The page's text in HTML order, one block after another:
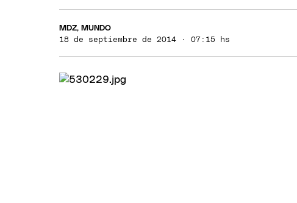
MDZ, MUNDO
18 de septiembre de 2014 · 07:15 hs